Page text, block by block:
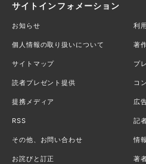
サイトインフォメーション
お知らせ 利
個人情報の取り扱いについて 著
サイトマップ プ
読者プレゼント提供 コ
提携メディア 広
RSS 記
その他、お問い合わせ 情
お詫びと訂正 著